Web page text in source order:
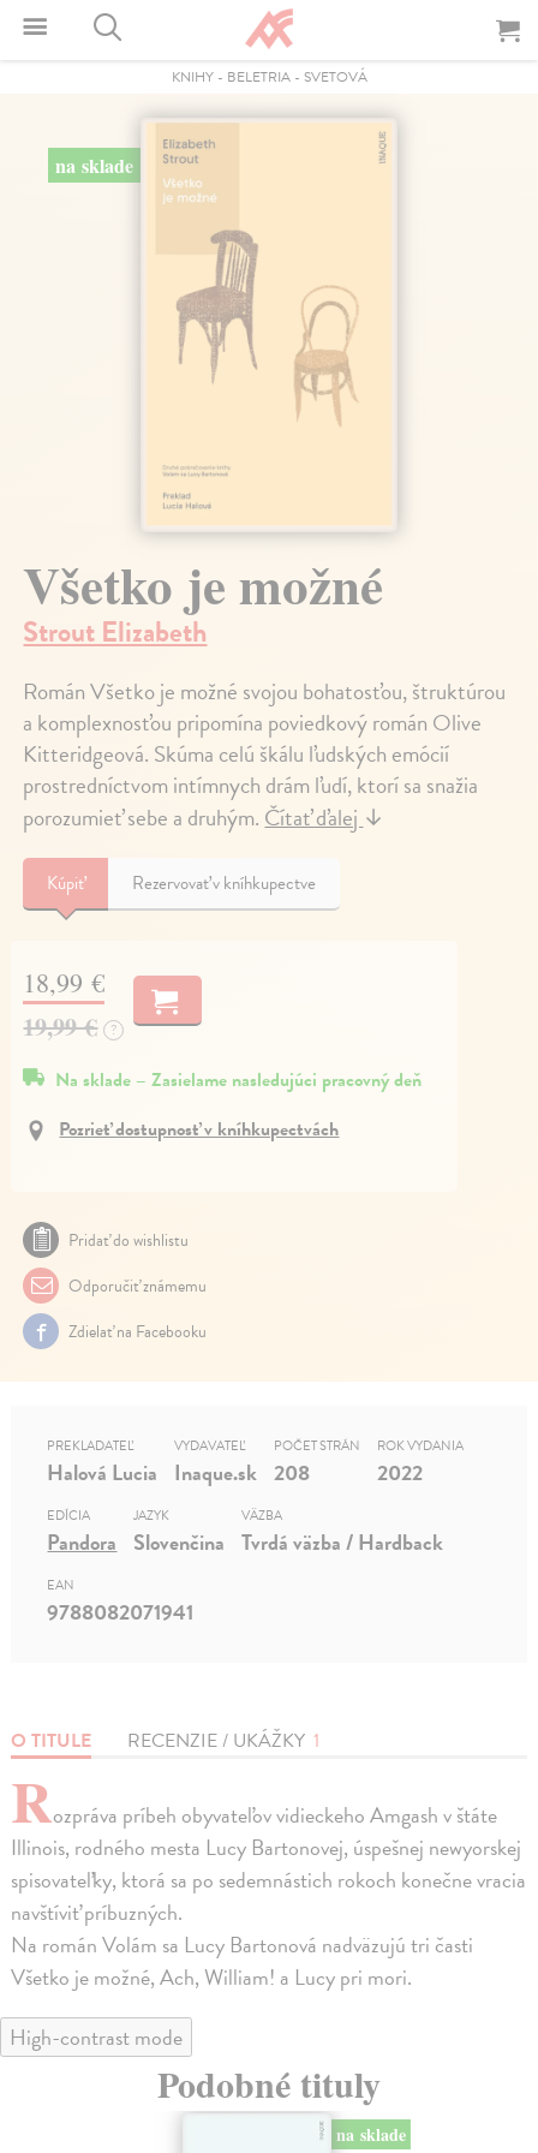
KNIHY- BELETRIA- SVETOVÁ
na sklade
Všetko je možné
Strout Elizabeth
Román Všetko je možné svojou bohatosťou, štruktúrou
a komplexnosťou pripomína poviedkový román Olive
Kitteridgeová. Skúma celú škálu ľudských emócií
prostredníctvom intímnych drám ľudí, ktorí sa snažia
porozumieť sebe a druhým.Čítať ďalej↓
Kúpiť Rezervovať v kníhkupectve
18,99 €
19,99 € ?
Na sklade – Zasielame nasledujúci pracovný deň
Pozrieť dostupnosť v kníhkupectvách
Pridať do wishlistu
Odporučiť známemu
Zdielať na Facebooku
O TITULE RECENZIE / UKÁŽKY 1
Rozpráva príbeh obyvateľov vidieckeho Amgash v štáte
Illinois, rodného mesta Lucy Bartonovej, úspešnej newyorskej
spisovateľky, ktorá sa po sedemnástich rokoch konečne vracia
navštíviť príbuzných.
Na román Volám sa Lucy Bartonová nadväzujú tri časti
Všetko je možné, Ach, William! a Lucy pri mori.
PREKLADATEĽ
Halová Lucia
VYDAVATEĽ
Inaque.sk
POČET STRÁN
208
ROK VYDANIA
2022
EDÍCIA
Pandora
JAZYK
Slovenčina
VÄZBA
Tvrdá väzba / Hardback
EAN
9788082071941
High-contrast mode
Podobné tituly
na sklade